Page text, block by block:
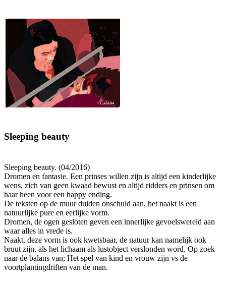
Sleeping beauty
Sleeping beauty. (04/2016)
Dromen en fantasie. Een prinses willen zijn is altijd een kinderlijke
wens, zich van geen kwaad bewust en altijd ridders en prinsen om
haar heen voor een happy ending.
De teksten op de muur duiden onschuld aan, het naakt is een
natuurlijke pure en eerlijke vorm.
Dromen, de ogen gesloten geven een innerlijke gevoelswereld aan
waar alles in vrede is.
Naakt, deze vorm is ook kwetsbaar, de natuur kan namelijk ook
bruut zijn, als het lichaam als lustobject verslonden word. Op zoek
naar de balans van; Het spel van kind en vrouw zijn vs de
voortplantingdriften van de man.